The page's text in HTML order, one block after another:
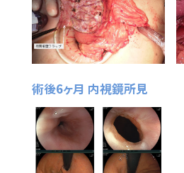
術後6ヶ月 内視鏡所見